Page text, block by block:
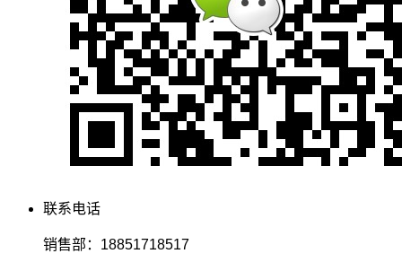
联系电话
销售部：18851718517